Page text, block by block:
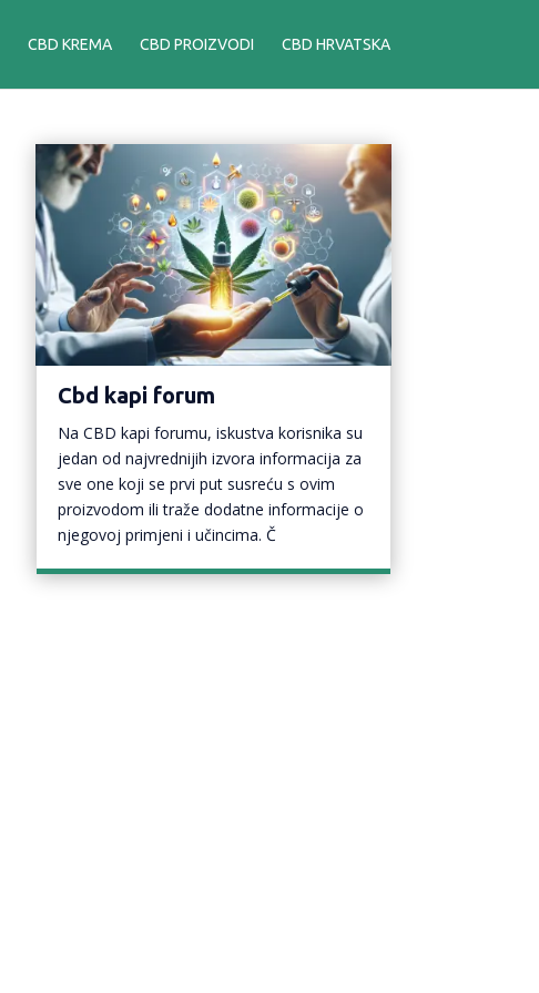
CBD KREMA CBD PROIZVODI CBD HRVATSKA
Cbd kapi forum
Na CBD kapi forumu, iskustva korisnika su
jedan od najvrednijih izvora informacija za
sve one koji se prvi put susreću s ovim
proizvodom ili traže dodatne informacije o
njegovoj primjeni i učincima. Č